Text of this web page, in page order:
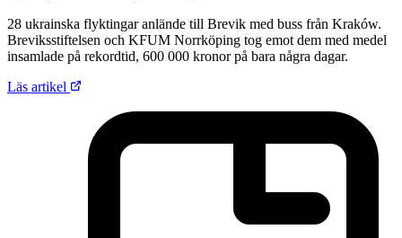
28 ukrainska flyktingar anlände till Brevik med buss från Kraków.
Breviksstiftelsen och KFUM Norrköping tog emot dem med medel
insamlade på rekordtid, 600 000 kronor på bara några dagar.
Läs artikel